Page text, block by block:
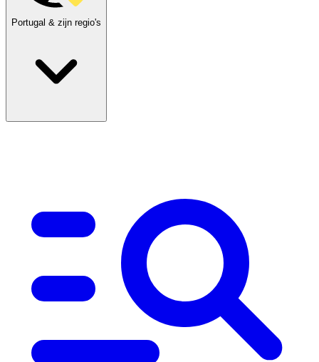
Portugal & zijn regio's